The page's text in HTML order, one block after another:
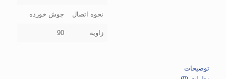
نحوه اتصال جوش خورده
زاویه 90
توضیحات